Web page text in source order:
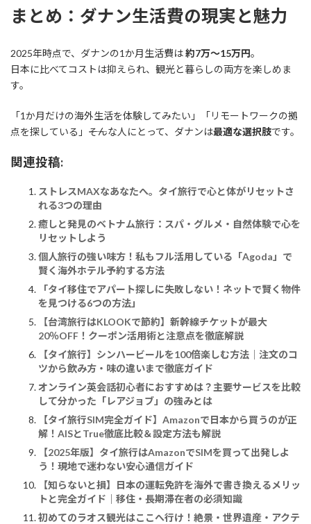
まとめ：ダナン生活費の現実と魅力
2025年時点で、ダナンの1か月生活費は約7万〜15万円。
日本に比べてコストは抑えられ、観光と暮らしの両方を楽しめま
す。
「1か月だけの海外生活を体験してみたい」「リモートワークの拠
点を探している」――そんな人にとって、ダナンは最適な選択肢です。
関連投稿:
ストレスMAXなあなたへ。タイ旅行で心と体がリセットさ
れる3つの理由
癒しと発見のベトナム旅行：スパ・グルメ・自然体験で心を
リセットしよう
個人旅行の強い味方！私もフル活用している「Agoda」で
賢く海外ホテル予約する方法
「タイ移住でアパート探しに失敗しない！ネットで賢く物件
を見つける6つの方法」
【台湾旅行はKLOOKで節約】新幹線チケットが最大
20％OFF！クーポン活用術と注意点を徹底解説
【タイ旅行】シンハービールを100倍楽しむ方法｜注文のコ
ツから飲み方・味の違いまで徹底ガイド
オンライン英会話初心者におすすめは？主要サービスを比較
して分かった「レアジョブ」の強みとは
【タイ旅行SIM完全ガイド】Amazonで日本から買うのが正
解！AISとTrue徹底比較＆設定方法も解説
【2025年版】タイ旅行はAmazonでSIMを買って出発しよ
う！現地で迷わない安心通信ガイド
【知らないと損】日本の運転免許を海外で書き換えるメリッ
トと完全ガイド｜移住・長期滞在者の必須知識
初めてのラオス観光はここへ行け！絶景・世界遺産・アクテ